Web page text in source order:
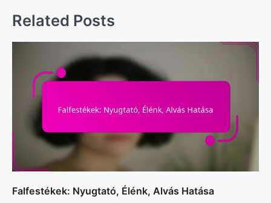
Related Posts
Falfestékek: Nyugtató, Élénk, Alvás Hatása